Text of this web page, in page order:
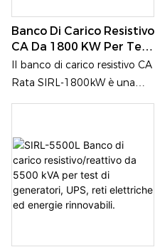
principale vantaggio risiede
nell'innovativo sistema di
raffreddamento a liquido,
che garantisce un
funzionamento stabile alla
massima potenza nominale,
dissipazione di calore e la
rumorosità nell'ambiente di
prova, rendendolo ideale per
strutture di prova interne
dove le tradizionali soluzioni
risultano impraticabili.
Banco Di Carico Resistivo
CA Da 1800 KW Per Test
Di Generatori O UPS
Il banco di carico resistivo CA
Rata SIRL-1800kW è una
soluzione professionale per
integra un'elevatissima
potenza di 1800kW, un
controllo preciso a passi di
5kW, un sistema di
dissipazione del calore di
gestione intelligente e